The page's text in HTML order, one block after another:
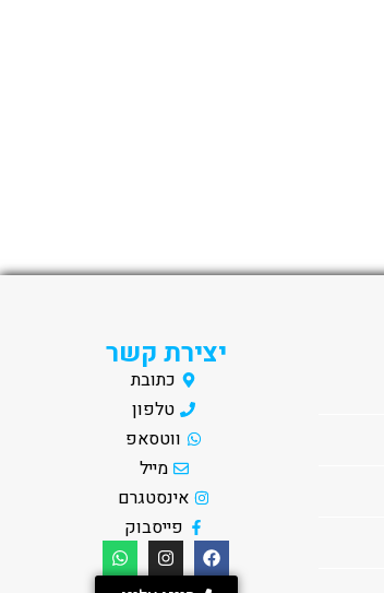
יצירת קשר
כתובת
טלפון
ווטסאפ
מייל
אינסטגרם
פייסבוק